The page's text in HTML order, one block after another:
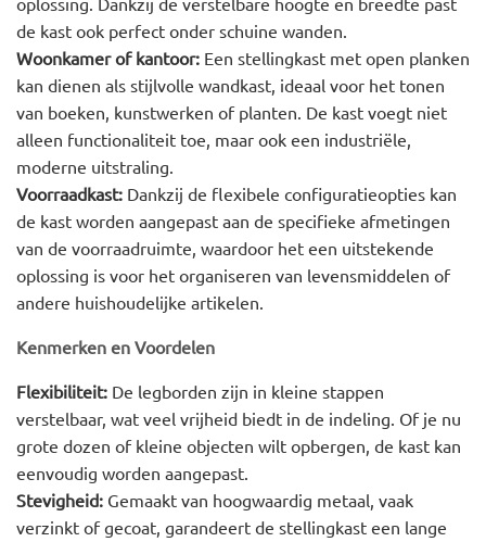
de kast ook perfect onder schuine wanden.
Woonkamer of kantoor: Een stellingkast met open planken
kan dienen als stijlvolle wandkast, ideaal voor het tonen
van boeken, kunstwerken of planten. De kast voegt niet
alleen functionaliteit toe, maar ook een industriële,
moderne uitstraling.
Voorraadkast: Dankzij de flexibele configuratieopties kan
de kast worden aangepast aan de specifieke afmetingen
van de voorraadruimte, waardoor het een uitstekende
oplossing is voor het organiseren van levensmiddelen of
andere huishoudelijke artikelen.
Kenmerken en Voordelen
Flexibiliteit: De legborden zijn in kleine stappen
verstelbaar, wat veel vrijheid biedt in de indeling. Of je nu
grote dozen of kleine objecten wilt opbergen, de kast kan
eenvoudig worden aangepast.
Stevigheid: Gemaakt van hoogwaardig metaal, vaak
verzinkt of gecoat, garandeert de stellingkast een lange